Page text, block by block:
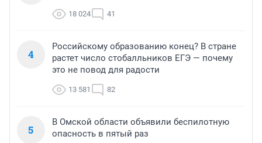
18 024 41
4
Российскому образованию конец? В стране
растет число стобалльников ЕГЭ — почему
это не повод для радости
13 581 82
5
В Омской области объявили беспилотную
опасность в пятый раз